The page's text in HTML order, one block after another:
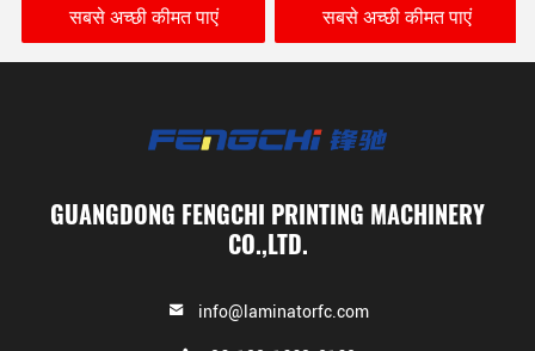
सबसे अच्छी कीमत पाएं सबसे अच्छी कीमत पाएं
GUANGDONG FENGCHI PRINTING MACHINERY
CO.,LTD.
info@laminatorfc.com